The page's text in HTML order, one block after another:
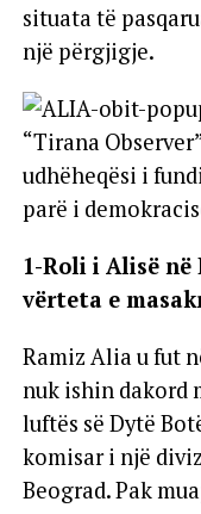
situata të
një përgjigje.
“Tirana
udhëheqësi i
parë i
1-Roli i Alisë në
vërteta e
Ramiz Alia u fut
nuk ishin dakord
luftës së Dytë
komisar i një
Beograd. Pak